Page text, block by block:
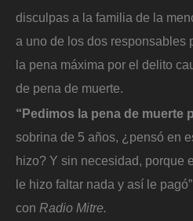
disculpas a la familia de la
a uno de los dos responsables
la pena máxima por el delito
de pena de muerte.
“Pedimos la pena de muerte
sobrina de 5 años, ¿pensó en
hizo? Y sin necesidad, porque
le hizo faltar nada y así le
con Radio Mitre.